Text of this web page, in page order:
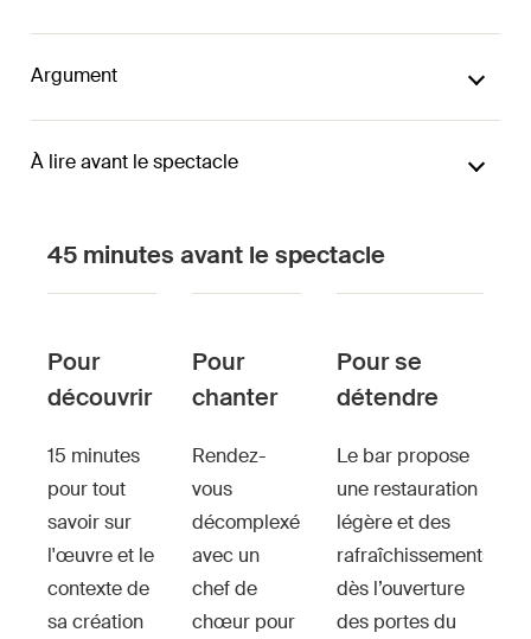
Argument
À lire avant le spectacle
45 minutes avant le spectacle
Pour
découvrir
15 minutes
pour tout
savoir sur
l'œuvre et le
contexte de
sa création
Pour
chanter
Rendez-
vous
décomplexé
avec un
chef de
chœur pour
Pour se
détendre
Le bar propose
une restauration
légère et des
rafraîchissements
dès l’ouverture
des portes du